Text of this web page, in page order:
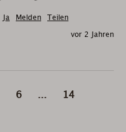
Ja Melden Teilen
vor 2 Jahren
6 ... 14